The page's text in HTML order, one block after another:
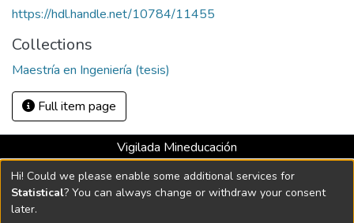
https://hdl.handle.net/10784/11455
Collections
Maestría en Ingeniería (tesis)
Full item page
Vigilada Mineducación
Universidad con Acreditación Institucional hasta 2026 -
Resolución MEN 2158 de 2018
Hi! Could we please enable some additional services for
Statistical? You can always change or withdraw your consent
later.